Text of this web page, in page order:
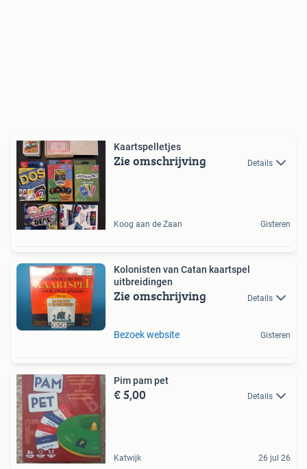
Kaartspelletjes
Zie omschrijving Details
Koog aan de Zaan Gisteren
Kolonisten van Catan kaartspel
uitbreidingen
Zie omschrijving Details
Bezoek website Gisteren
Pim pam pet
€ 5,00 Details
Katwijk 26 jul 26